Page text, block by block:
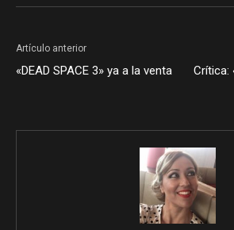
Artículo anterior
«DEAD SPACE 3» ya a la venta
Crítica: